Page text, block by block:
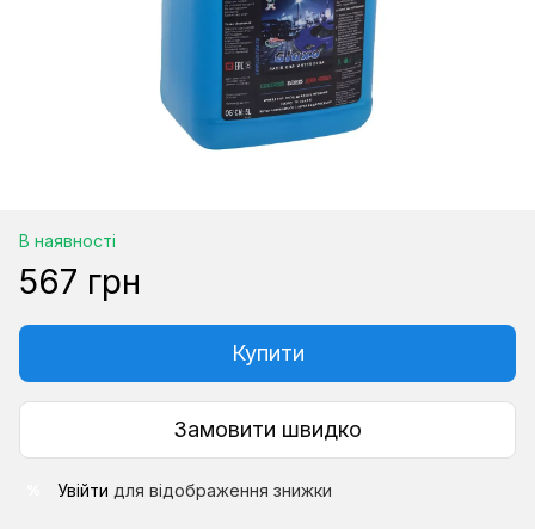
В наявності
567 грн
Купити
Замовити швидко
Увійти для відображення знижки